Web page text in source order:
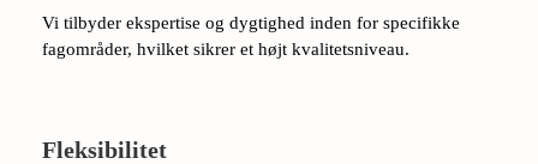
Vi tilbyder ekspertise og dygtighed inden for specifikke
fagområder, hvilket sikrer et højt kvalitetsniveau.
Fleksibilitet